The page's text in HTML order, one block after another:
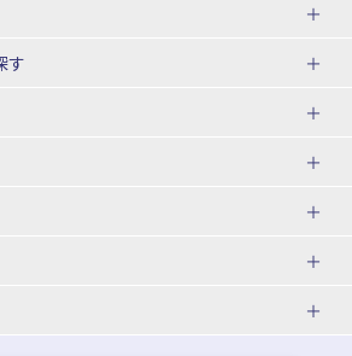
す
の旅
ユニバーサル・スタジオ・ジャパ